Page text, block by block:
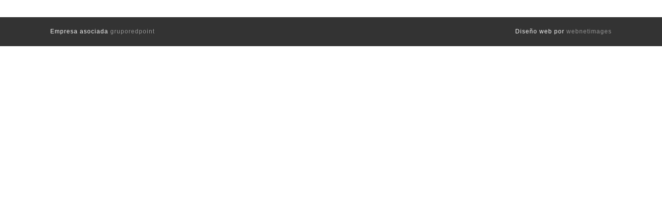
Empresa asociada gruporedpoint Diseño web por webnetimages